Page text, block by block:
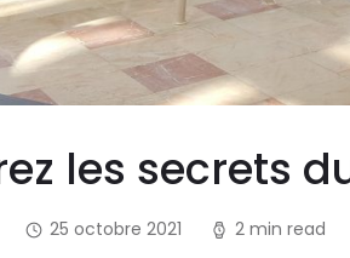
les secrets
25 octobre 2021 2 min read